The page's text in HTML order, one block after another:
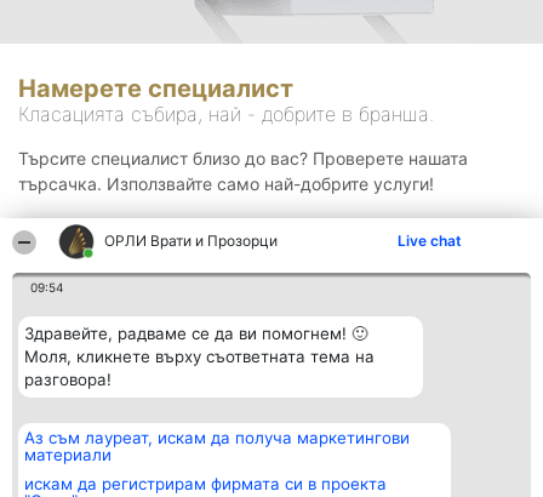
ОРЛИ Врати и Прозорци Live chat
09:54
Здравейте, радваме се да ви помогнем! 🙂
Моля, кликнете върху съответната тема на
разговора!
Аз съм лауреат, искам да получа маркетингови
материали
искам да регистрирам фирмата си в проекта
Намерете специалист
Класацията събира, най - добрите в бранша.
Търсите специалист близо до вас? Проверете нашата
търсачка. Използвайте само най-добрите услуги!
Организатор на
класиране
BulevardulAleea Timișul De
Класация
всички
Контакти